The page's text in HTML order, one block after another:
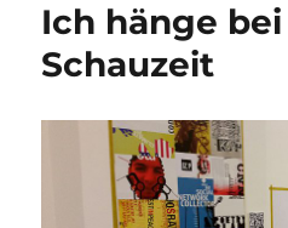
Ich hänge
Schauzeit